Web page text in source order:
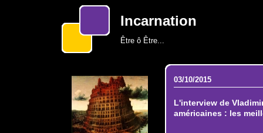
Incarnation
Être ô Être...
03/10/2015
L'interview de
américaines : les